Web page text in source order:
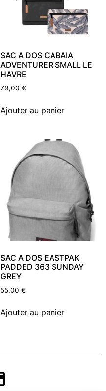
SAC A DOS CABAIA
ADVENTURER SMALL LE
HAVRE
79,00 €
Ajouter au panier
SAC A DOS EASTPAK
PADDED 363 SUNDAY
GREY
55,00 €
Ajouter au panier